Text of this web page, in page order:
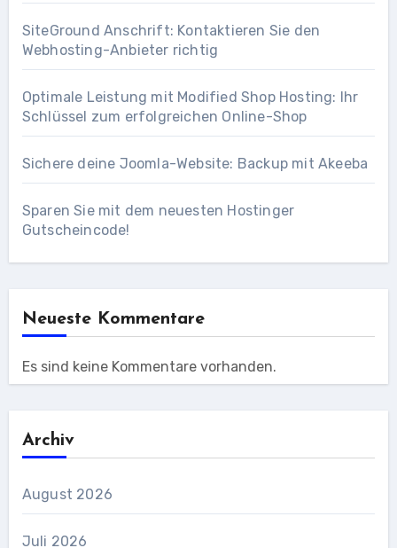
SiteGround Anschrift: Kontaktieren Sie den
Webhosting-Anbieter richtig
Optimale Leistung mit Modified Shop Hosting: Ihr
Schlüssel zum erfolgreichen Online-Shop
Sichere deine Joomla-Website: Backup mit Akeeba
Sparen Sie mit dem neuesten Hostinger
Gutscheincode!
Neueste Kommentare
Es sind keine Kommentare vorhanden.
Archiv
August 2026
Juli 2026